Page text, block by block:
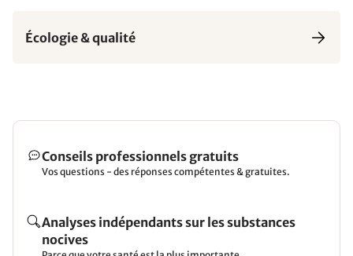
Écologie & qualité
Conseils professionnels gratuits
Vos questions - des réponses compétentes & gratuites.
Analyses indépendants sur les substances
nocives